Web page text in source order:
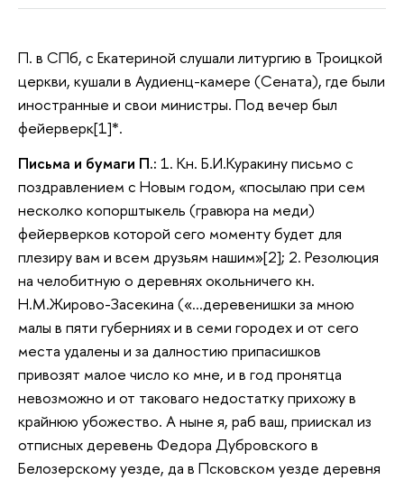
П. в СПб, с Екатериной слушали литургию в Троицкой
церкви, кушали в Аудиенц-камере (Сената), где были
иностранные и свои министры. Под вечер был
фейерверк[1]*.
Письма и бумаги П.: 1. Кн. Б.И.Куракину письмо с
поздравлением с Новым годом, «посылаю при сем
несколко копорштыкель (гравюра на меди)
фейерверков которой сего моменту будет для
плезиру вам и всем друзьям нашим»[2]; 2. Резолюция
на челобитную о деревнях окольничего кн.
Н.М.Жирово-Засекина («…деревенишки за мною
малы в пяти губерниях и в семи городех и от сего
места удалены и за далностию припасишков
привозят малое число ко мне, и в год пронятца
невозможно и от таковаго недостатку прихожу в
крайнюю убожество. А ныне я, раб ваш, приискал из
отписных деревень Федора Дубровского в
Белозерскому уезде, да в Псковском уезде деревня